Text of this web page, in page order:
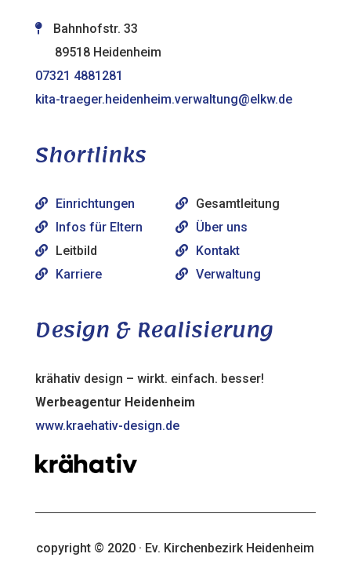
Bahnhofstr. 33
89518 Heidenheim
07321 4881281
kita-traeger.heidenheim.verwaltung@elkw.de
Shortlinks
Einrichtungen
Infos für Eltern
Leitbild
Karriere
Gesamtleitung
Über uns
Kontakt
Verwaltung
Design & Realisierung
krähativ design – wirkt. einfach. besser!
Werbeagentur Heidenheim
www.kraehativ-design.de
copyright © 2020 · Ev. Kirchenbezirk Heidenheim